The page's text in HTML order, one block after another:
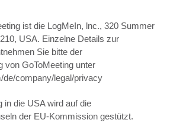
ist die LogMeIn, lnc., 320 Summer
USA. Einzelne Details zur
Sie bitte der
von GoToMeeting unter
de/company/legal/privacy
in die USA wird auf die
der EU-Kommission gestützt.